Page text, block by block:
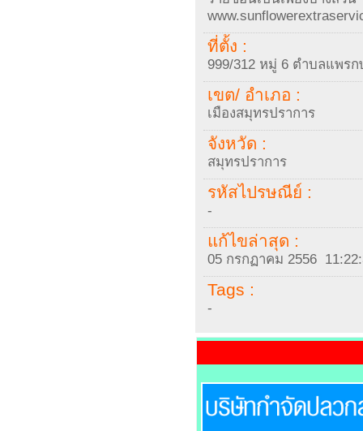
ที่ตั้ง :
999/312 หมู่ 6 ตำบลแพรก
เขต/ อำเภอ :
เมืองสมุทรปราการ
จังหวัด :
สมุทรปราการ
รหัสไปรษณีย์ :
-
แก้ไขล่าสุด :
05 กรกฏาคม 2556
Tags :
-